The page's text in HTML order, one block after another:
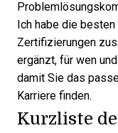
Ich habe die
Zertifizierungen
ergänzt, für wen
damit Sie das
Karriere finden.
Kurzliste